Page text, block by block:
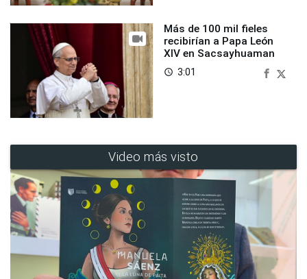
Más de 100 mil fieles
recibirían a Papa León
XIV en Sacsayhuaman
access_time 3:01
Video más visto